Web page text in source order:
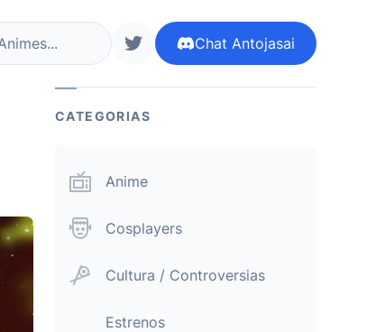
siguenos en twitter
Chat Antojasai
CATEGORIAS
Anime
Cosplayers
Cultura / Controversias
Estrenos